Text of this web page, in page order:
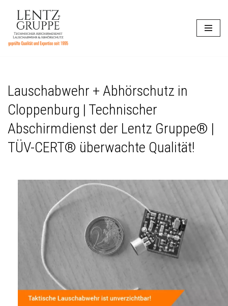
Zum
Inhalt
Lauschabwehr + Abhörschutz in
Cloppenburg | Technischer
Abschirmdienst der Lentz Gruppe® |
TÜV-CERT® überwachte Qualität!